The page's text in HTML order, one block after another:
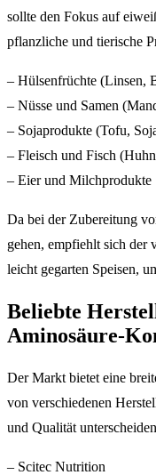
sollte den Fokus auf
pflanzliche und tierische
– Hülsenfrüchte (Linsen,
– Nüsse und Samen
– Sojaprodukte (Tofu,
– Fleisch und Fisch
– Eier und Milchprodukte
Da bei der Zubereitung
gehen, empfiehlt sich der
leicht gegarten Speisen,
Beliebte
Aminosäure-
Der Markt bietet eine
von verschiedenen
und Qualität
– Scitec Nutrition